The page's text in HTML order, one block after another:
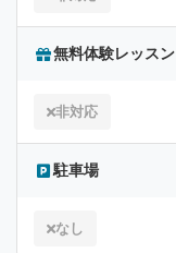
無料体験レッスン
非対応
駐車場
なし